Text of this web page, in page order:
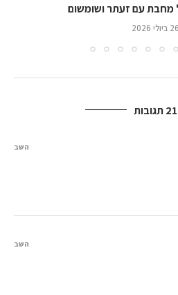
מחבת עם זעתר ושומשום
26 ביולי 2026
21 תגובות
השב
השב